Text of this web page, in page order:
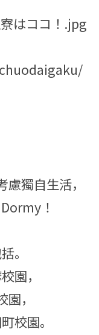
獨自生活，
！
。
園，
，
校園。